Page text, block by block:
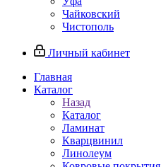
Чайковский
Чистополь
Личный кабинет
Главная
Каталог
Назад
Каталог
Ламинат
Кварцвинил
Линолеум